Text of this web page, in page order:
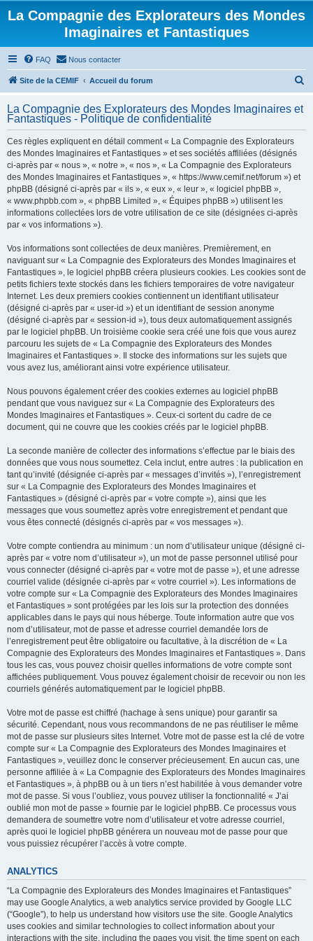
La Compagnie des Explorateurs des Mondes
Imaginaires et Fantastiques
FAQ Nous contacter
Site de la CEMIF Accueil du forum
h
La Compagnie des Explorateurs des Mondes Imaginaires et
Fantastiques - Politique de confidentialité
Ces règles expliquent en détail comment « La Compagnie des Explorateurs
des Mondes Imaginaires et Fantastiques » et ses sociétés affiliées (désignés
ci-après par « nous », « notre », « nos », « La Compagnie des Explorateurs
des Mondes Imaginaires et Fantastiques », « https://www.cemif.net/forum ») et
phpBB (désigné ci-après par « ils », « eux », « leur », « logiciel phpBB »,
« www.phpbb.com », « phpBB Limited », « Équipes phpBB ») utilisent les
informations collectées lors de votre utilisation de ce site (désignées ci-après
par « vos informations »).
Vos informations sont collectées de deux manières. Premièrement, en
naviguant sur « La Compagnie des Explorateurs des Mondes Imaginaires et
Fantastiques », le logiciel phpBB créera plusieurs cookies. Les cookies sont de
petits fichiers texte stockés dans les fichiers temporaires de votre navigateur
Internet. Les deux premiers cookies contiennent un identifiant utilisateur
(désigné ci-après par « user-id ») et un identifiant de session anonyme
(désigné ci-après par « session-id »), tous deux automatiquement assignés
par le logiciel phpBB. Un troisième cookie sera créé une fois que vous aurez
parcouru les sujets de « La Compagnie des Explorateurs des Mondes
Imaginaires et Fantastiques ». Il stocke des informations sur les sujets que
vous avez lus, améliorant ainsi votre expérience utilisateur.
Nous pouvons également créer des cookies externes au logiciel phpBB
pendant que vous naviguez sur « La Compagnie des Explorateurs des
Mondes Imaginaires et Fantastiques ». Ceux-ci sortent du cadre de ce
document, qui ne couvre que les cookies créés par le logiciel phpBB.
La seconde manière de collecter des informations s’effectue par le biais des
données que vous nous soumettez. Cela inclut, entre autres : la publication en
tant qu’invité (désignée ci-après par « messages d’invités »), l’enregistrement
sur « La Compagnie des Explorateurs des Mondes Imaginaires et
Fantastiques » (désigné ci-après par « votre compte »), ainsi que les
messages que vous soumettez après votre enregistrement et pendant que
vous êtes connecté (désignés ci-après par « vos messages »).
Votre compte contiendra au minimum : un nom d’utilisateur unique (désigné ci-
après par « votre nom d’utilisateur »), un mot de passe personnel utilisé pour
vous connecter (désigné ci-après par « votre mot de passe »), et une adresse
courriel valide (désignée ci-après par « votre courriel »). Les informations de
votre compte sur « La Compagnie des Explorateurs des Mondes Imaginaires
et Fantastiques » sont protégées par les lois sur la protection des données
applicables dans le pays qui nous héberge. Toute information autre que vos
nom d’utilisateur, mot de passe et adresse courriel demandée lors de
l’enregistrement peut être obligatoire ou facultative, à la discrétion de « La
Compagnie des Explorateurs des Mondes Imaginaires et Fantastiques ». Dans
tous les cas, vous pouvez choisir quelles informations de votre compte sont
affichées publiquement. Vous pouvez également choisir de recevoir ou non les
courriels générés automatiquement par le logiciel phpBB.
Votre mot de passe est chiffré (hachage à sens unique) pour garantir sa
sécurité. Cependant, nous vous recommandons de ne pas réutiliser le même
mot de passe sur plusieurs sites Internet. Votre mot de passe est la clé de votre
compte sur « La Compagnie des Explorateurs des Mondes Imaginaires et
Fantastiques », veuillez donc le conserver précieusement. En aucun cas, une
personne affiliée à « La Compagnie des Explorateurs des Mondes Imaginaires
et Fantastiques », à phpBB ou à un tiers n’est habilitée à vous demander votre
mot de passe. Si vous l’oubliez, vous pouvez utiliser la fonctionnalité « J’ai
oublié mon mot de passe » fournie par le logiciel phpBB. Ce processus vous
demandera de soumettre votre nom d’utilisateur et votre adresse courriel,
après quoi le logiciel phpBB générera un nouveau mot de passe pour que
vous puissiez récupérer l’accès à votre compte.
ANALYTICS
“La Compagnie des Explorateurs des Mondes Imaginaires et Fantastiques”
may use Google Analytics, a web analytics service provided by Google LLC
(“Google”), to help us understand how visitors use the site. Google Analytics
uses cookies and similar technologies to collect information about your
interactions with the site, including the pages you visit, the time spent on each